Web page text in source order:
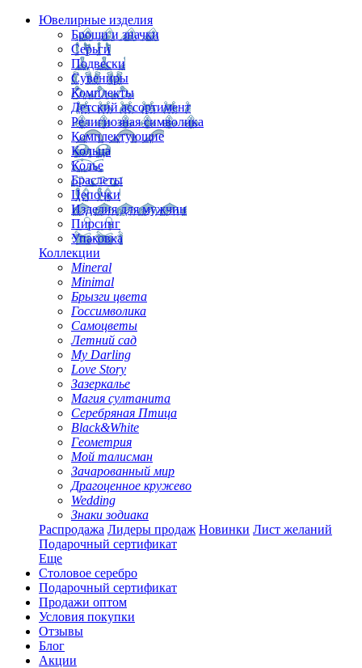
Ювелирные изделия
Броши и значки
Серьги
Подвески
Сувениры
Комплекты
Детский ассортимент
Религиозная символика
Комплектующие
Кольца
Колье
Браслеты
Цепочки
Изделия для мужчин
Пирсинг
Упаковка
Коллекции
Mineral
Minimal
Брызги цвета
Госсимволика
Самоцветы
Летний сад
My Darling
Love Story
Зазеркалье
Магия султанита
Серебряная Птица
Black&White
Геометрия
Мой талисман
Зачарованный мир
Драгоценное кружево
Wedding
Знаки зодиака
Распродажа Лидеры продаж Новинки Лист желаний
Подарочный сертификат
Еще
Столовое серебро
Подарочный сертификат
Продажи оптом
Условия покупки
Отзывы
Блог
Акции